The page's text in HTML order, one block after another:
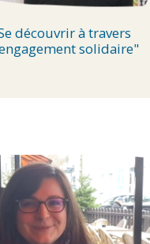
découvrir à travers
solidaire"